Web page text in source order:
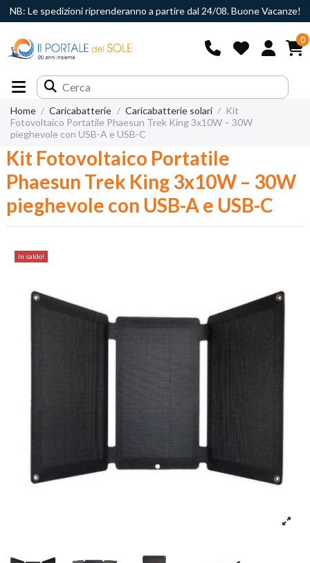
NB: Le spedizioni riprenderanno a partire dal 24/08. Buone Vacanze!
0
Home Caricabatterie Caricabatterie solari
Kit
Fotovoltaico Portatile Phaesun Trek King 3x10W – 30W
pieghevole con USB-A e USB-C
Kit Fotovoltaico Portatile
Phaesun Trek King 3x10W – 30W
pieghevole con USB-A e USB-C
In saldo!